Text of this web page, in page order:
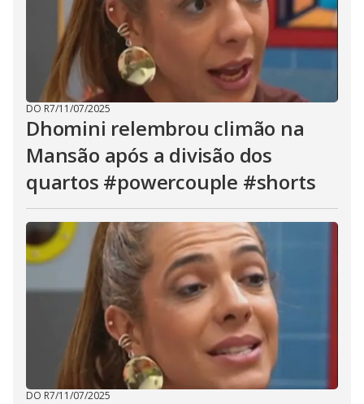
DO R7/11/07/2025
Dhomini relembrou climão na
Mansão após a divisão dos
quartos #powercouple #shorts
DO R7/11/07/2025